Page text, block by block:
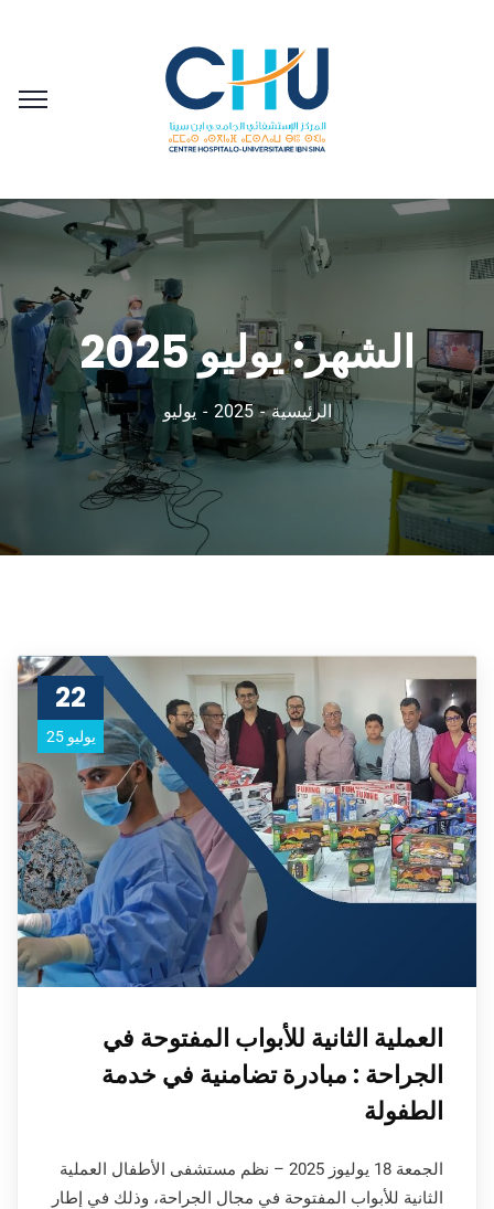
الشهر:يوليو 2025
الرئيسية 2025 يوليو
22
يوليو 25
العملية الثانية للأبواب المفتوحة في
الجراحة : مبادرة تضامنية في خدمة
الطفولة
الجمعة 18 يوليوز 2025 – نظم مستشفى الأطفال العملية
الثانية للأبواب المفتوحة في مجال الجراحة، وذلك في إطار